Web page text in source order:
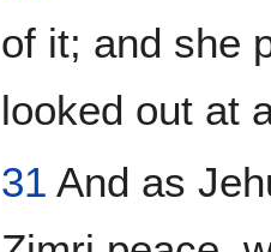
of it; and she
looked out at
31 And as